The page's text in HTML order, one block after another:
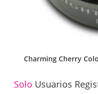
Charming Cherry
Solo Usuarios